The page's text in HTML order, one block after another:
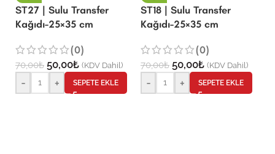
ST27 | Sulu Transfer
Kağıdı-25×35 cm
(0)
70,00₺ 50,00₺ (KDV Dahil)
- + SEPETE EKLE
ST18 | Sulu Transfer
Kağıdı-25×35 cm
(0)
70,00₺ 50,00₺ (KDV Dahil)
- + SEPETE EKLE